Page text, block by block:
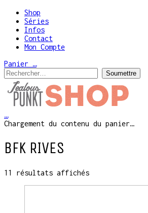
Shop
Séries
Infos
Contact
Mon Compte
Panier …
…
Chargement du contenu du panier…
BFK RIVES
11 résultats affichés